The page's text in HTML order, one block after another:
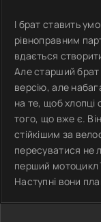
І брат ставить
рівноправним
вдається
Але старший брат
версію, але
на те, щоб хлопці
того, що вже є.
стійкішим за
пересуватися не
перший мотоцикл
Наступні вони